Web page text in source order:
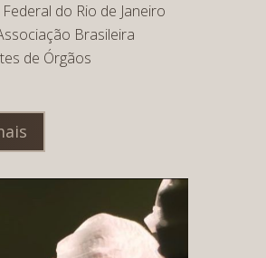
do Rio de Janeiro
Brasileira
de Órgãos